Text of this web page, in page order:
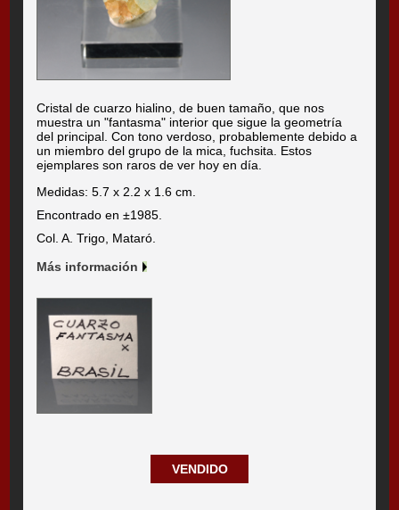
Cristal de cuarzo hialino, de buen tamaño, que nos
muestra un "fantasma" interior que sigue la geometría
del principal. Con tono verdoso, probablemente debido a
un miembro del grupo de la mica, fuchsita. Estos
ejemplares son raros de ver hoy en día.
Medidas: 5.7 x 2.2 x 1.6 cm.
Encontrado en ±1985.
Col. A. Trigo, Mataró.
Más información
VENDIDO